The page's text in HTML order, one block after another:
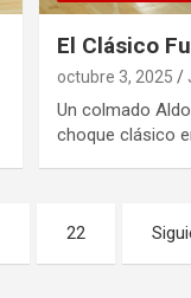
El Clásico
octubre 3, 2025
Un colmado
choque clásico
22